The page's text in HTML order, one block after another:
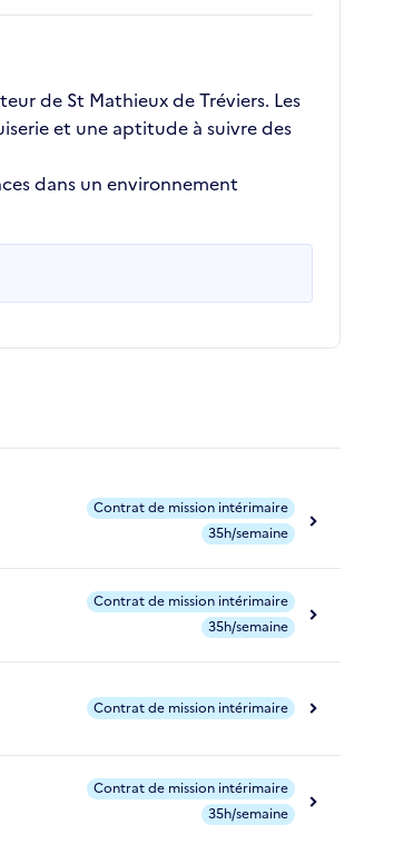
de St Mathieux de Tréviers. Les
et une aptitude à suivre des
dans un environnement
Contrat de mission intérimaire
35h/semaine
Contrat de mission intérimaire
35h/semaine
Contrat de mission intérimaire
Contrat de mission intérimaire
35h/semaine